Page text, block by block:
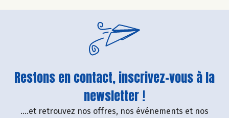
Restons en contact, inscrivez-vous à la
newsletter !
....et retrouvez nos offres, nos événements et nos